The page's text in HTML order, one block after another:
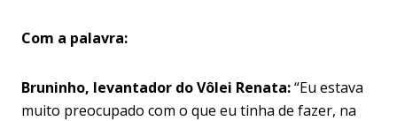
Com a palavra:
Bruninho, levantador do Vôlei Renata:“Eu estava
muito preocupado com o que eu tinha de fazer, na